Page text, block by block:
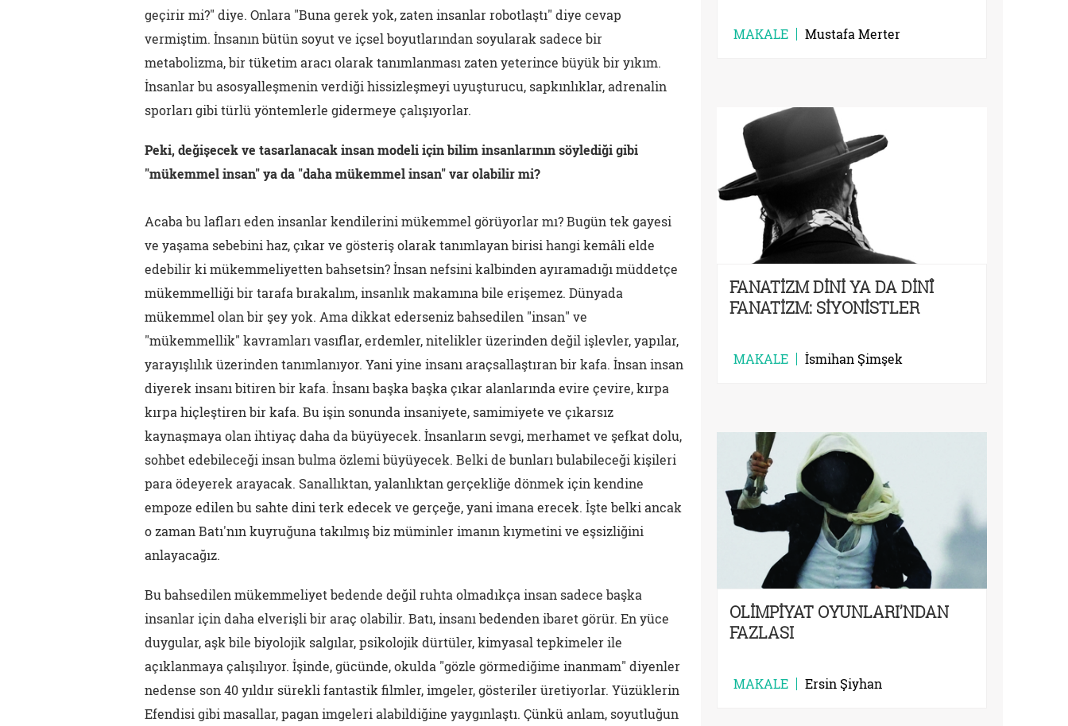
geçirir mi?" diye. Onlara "Buna gerek yok, zaten insanlar robotlaştı" diye cevap
vermiştim. İnsanın bütün soyut ve içsel boyutlarından soyularak sadece bir
metabolizma, bir tüketim aracı olarak tanımlanması zaten yeterince büyük bir yıkım.
İnsanlar bu asosyalleşmenin verdiği hissizleşmeyi uyuşturucu, sapkınlıklar, adrenalin
sporları gibi türlü yöntemlerle gidermeye çalışıyorlar.
Peki, değişecek ve tasarlanacak insan modeli için bilim insanlarının söylediği gibi
"mükemmel insan" ya da "daha mükemmel insan" var olabilir mi?
Acaba bu lafları eden insanlar kendilerini mükemmel görüyorlar mı? Bugün tek gayesi
ve yaşama sebebini haz, çıkar ve gösteriş olarak tanımlayan birisi hangi kemâli elde
edebilir ki mükemmeliyetten bahsetsin? İnsan nefsini kalbinden ayıramadığı müddetçe
mükemmelliği bir tarafa bırakalım, insanlık makamına bile erişemez. Dünyada
mükemmel olan bir şey yok. Ama dikkat ederseniz bahsedilen "insan" ve
"mükemmellik" kavramları vasıflar, erdemler, nitelikler üzerinden değil işlevler, yapılar,
yarayışlılık üzerinden tanımlanıyor. Yani yine insanı araçsallaştıran bir kafa. İnsan insan
diyerek insanı bitiren bir kafa. İnsanı başka başka çıkar alanlarında evire çevire, kırpa
kırpa hiçleştiren bir kafa. Bu işin sonunda insaniyete, samimiyete ve çıkarsız
kaynaşmaya olan ihtiyaç daha da büyüyecek. İnsanların sevgi, merhamet ve şefkat dolu,
sohbet edebileceği insan bulma özlemi büyüyecek. Belki de bunları bulabileceği kişileri
para ödeyerek arayacak. Sanallıktan, yalanlıktan gerçekliğe dönmek için kendine
empoze edilen bu sahte dini terk edecek ve gerçeğe, yani imana erecek. İşte belki ancak
o zaman Batı'nın kuyruğuna takılmış biz müminler imanın kıymetini ve eşsizliğini
anlayacağız.
Bu bahsedilen mükemmeliyet bedende değil ruhta olmadıkça insan sadece başka
insanlar için daha elverişli bir araç olabilir. Batı, insanı bedenden ibaret görür. En yüce
duygular, aşk bile biyolojik salgılar, psikolojik dürtüler, kimyasal tepkimeler ile
açıklanmaya çalışılıyor. İşinde, gücünde, okulda "gözle görmediğime inanmam" diyenler
nedense son 40 yıldır sürekli fantastik filmler, imgeler, gösteriler üretiyorlar. Yüzüklerin
Efendisi gibi masallar, pagan imgeleri alabildiğine yaygınlaştı. Çünkü anlam, soyutluğun
MAKALE Mustafa Merter
FANATİZM DİNİ YA DA DİNÎ
FANATİZM: SİYONİSTLER
MAKALE İsmihan Şimşek
OLİMPİYAT OYUNLARI’NDAN
FAZLASI
MAKALE Ersin Şiyhan